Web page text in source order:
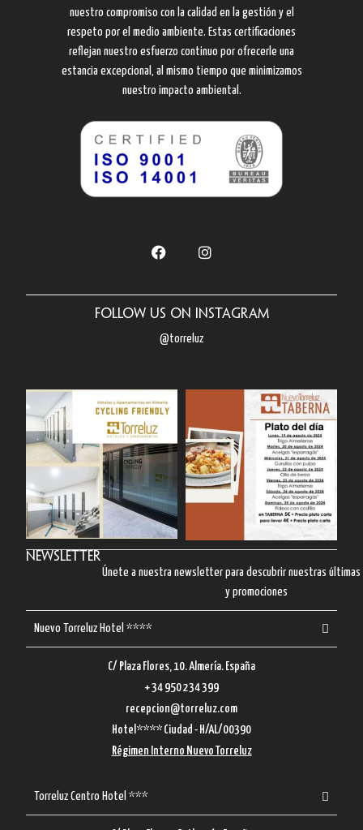
nuestro compromiso con la calidad en la gestión y el
respeto por el medio ambiente. Estas certificaciones
reflejan nuestro esfuerzo continuo por ofrecerle una
estancia excepcional, al mismo tiempo que minimizamos
nuestro impacto ambiental.
Follow us on Instagram
@torreluz
Newsletter
Únete a nuestra newsletter para descubrir nuestras últimas
y promociones
Nuevo Torreluz Hotel ****
C/ Plaza Flores, 10. Almería. España
+ 34 950 234 399
recepcion@torreluz.com
Hotel**** Ciudad - H/AL/00390
Régimen Interno Nuevo Torreluz
Torreluz Centro Hotel ***